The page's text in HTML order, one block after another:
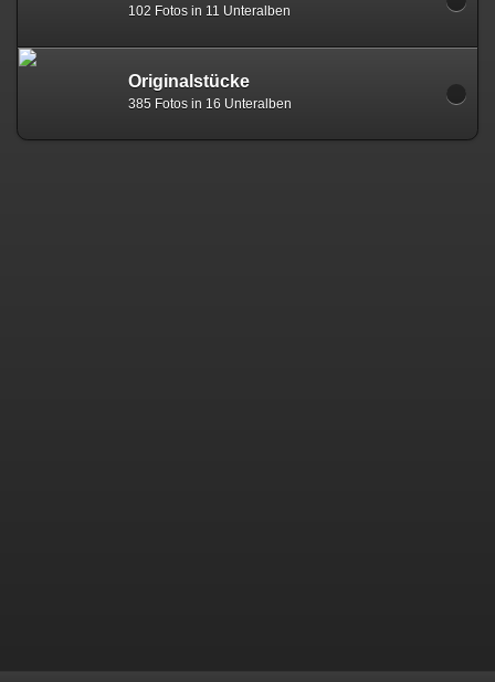
102 Fotos in 11 Unteralben
Originalstücke
385 Fotos in 16 Unteralben